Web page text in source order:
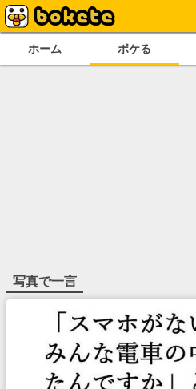
ホーム ボケる
写真で一言